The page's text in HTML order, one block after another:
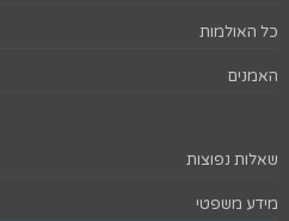
כל האולמות
האמנים
שאלות נפוצות
מידע משפטי